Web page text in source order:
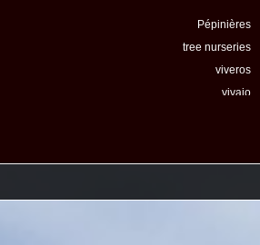
Pépinières
tree nurseries
viveros
vivaio